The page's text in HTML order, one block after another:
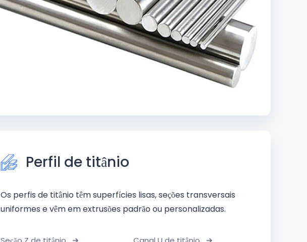
Perfil de titânio
Os perfis de titânio têm superfícies lisas, seções transversais
uniformes e vêm em extrusões padrão ou personalizadas.